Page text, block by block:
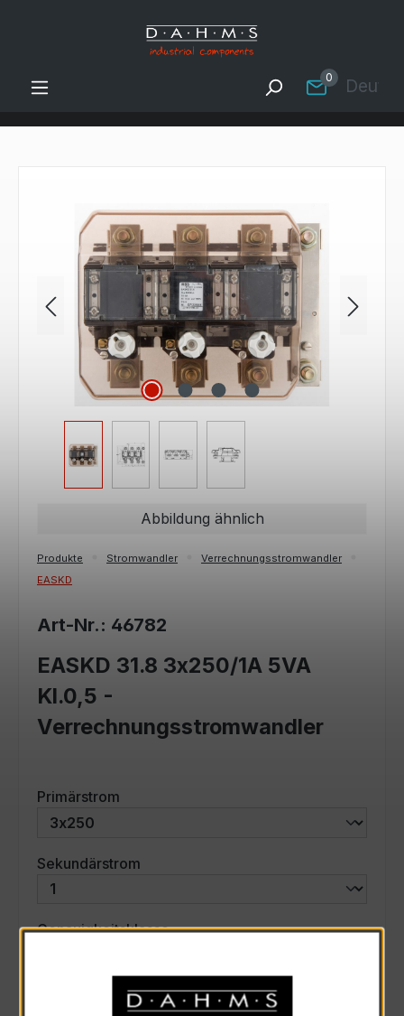
Zum Hauptinhalt springen
0
Bildergalerie überspringen
Abbildung ähnlich
Produkte Stromwandler
Verrechnungsstromwandler
EASKD
Art-Nr.: 46782
EASKD 31.8 3x250/1A 5VA
Kl.0,5 -
Verrechnungsstromwandler
Primärstrom
Sekundärstrom
Genauigkeitsklasseauswählen
Scheinleistung (VA)auswählen